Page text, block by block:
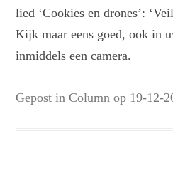
lied ‘Cookies en drones’:
Kijk maar eens goed, ook in
inmiddels een camera.
Gepost inColumn op 19-12-